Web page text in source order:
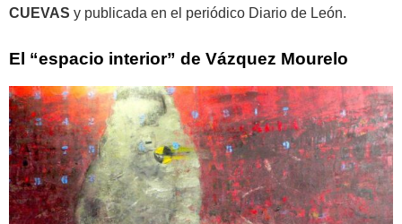
CUEVAS y publicada en el periódico Diario de León.
El “espacio interior” de Vázquez Mourelo